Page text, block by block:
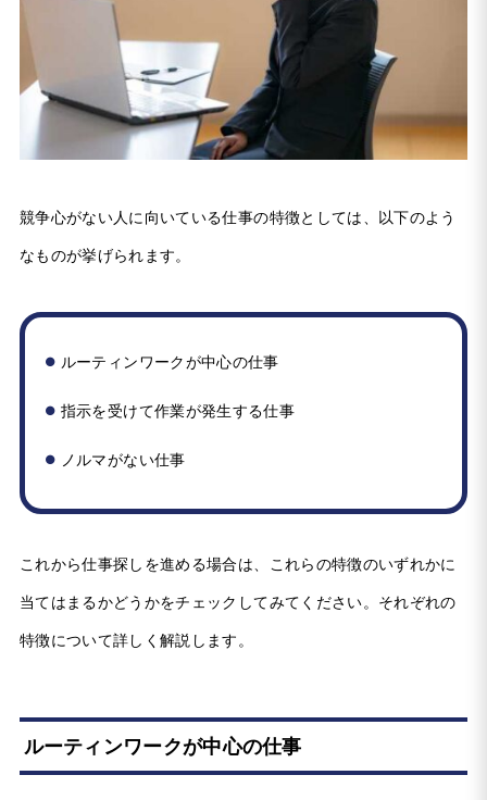
競争心がない人に向いている仕事の特徴としては、以下のよう
なものが挙げられます。
ルーティンワークが中心の仕事
指示を受けて作業が発生する仕事
ノルマがない仕事
これから仕事探しを進める場合は、これらの特徴のいずれかに
当てはまるかどうかをチェックしてみてください。それぞれの
特徴について詳しく解説します。
ルーティンワークが中心の仕事